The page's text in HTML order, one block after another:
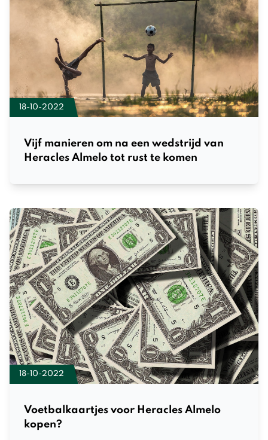
18-10-2022
Vijf manieren om na een wedstrijd van
Heracles Almelo tot rust te komen
18-10-2022
Voetbalkaartjes voor Heracles Almelo
kopen?